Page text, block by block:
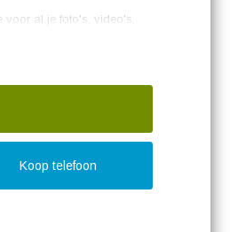
voor al je foto's, video's,
foto's en video's
en het geavanceerde
Koop telefoon